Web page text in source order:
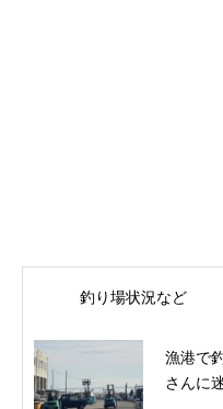
釣り場状況など
漁港で
さんに